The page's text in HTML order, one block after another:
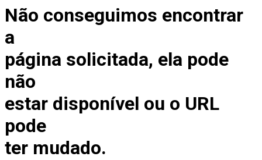
Não conseguimos encontrar
a
página solicitada, ela pode
não
estar disponível ou o URL
pode
ter mudado.